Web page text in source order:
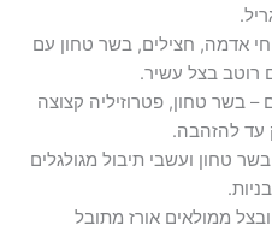
אדמה, חצילים, בשר טחון עם
רוטב בצל עשיר.
– בשר טחון, פטרוזיליה קצוצה
עד להזהבה.
טחון ועשבי תיבול מגולגלים
ממולאים אורז מתובל